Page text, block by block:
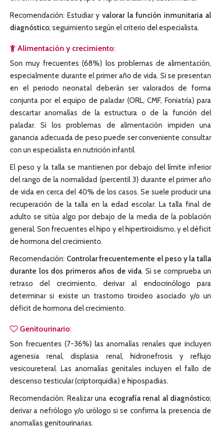
Recomendación: Estudiar y valorar la función inmunitaria al
diagnóstico; seguimiento según el criterio del especialista.
Alimentación y crecimiento:
Son muy frecuentes (68%) los problemas de alimentación,
especialmente durante el primer año de vida. Si se presentan
en el periodo neonatal deberán ser valorados de forma
conjunta por el equipo de paladar (ORL, CMF, Foniatría) para
descartar anomalías de la estructura o de la función del
paladar. Si los problemas de alimentación impiden una
ganancia adecuada de peso puede ser conveniente consultar
con un especialista en nutrición infantil.
El peso y la talla se mantienen por debajo del límite inferior
del rango de la normalidad (percentil 3) durante el primer año
de vida en cerca del 40% de los casos. Se suele producir una
recuperación de la talla en la edad escolar. La talla final de
adulto se sitúa algo por debajo de la media de la población
general. Son frecuentes el hipo y el hipertiroidismo, y el déficit
de hormona del crecimiento.
Recomendación: Controlar frecuentemente el peso y la talla
durante los dos primeros años de vida. Si se comprueba un
retraso del crecimiento, derivar al endocrinólogo para
determinar si existe un trastorno tiroideo asociado y/o un
déficit de hormona del crecimiento.
Genitourinario:
Son frecuentes (7-36%) las anomalías renales que incluyen
agenesia renal, displasia renal, hidronefrosis y reflujo
vesicoureteral. Las anomalías genitales incluyen el fallo de
descenso testicular (criptorquidia) e hipospadias.
Recomendación: Realizar una ecografía renal al diagnóstico;
derivar a nefrólogo y/o urólogo si se confirma la presencia de
anomalías genitourinarias.